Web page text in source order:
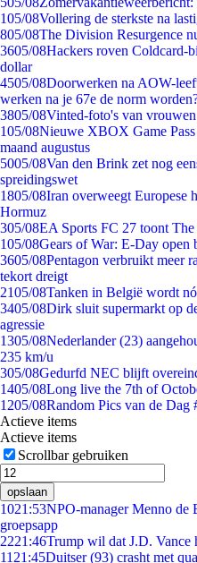
105/08Vollering de sterkste na
805/08The Division Resurgence
3605/08Hackers roven Coldcard-
dollar
4505/08Doorwerken na AOW-
werken na je 67e de norm
3805/08Vinted-foto's van vrouwen
105/08Nieuwe XBOX Game
maand augustus
5005/08Van den Brink zet nog
spreidingswet
1805/08Iran overweegt Europese
Hormuz
305/08EA Sports FC 27 toont
105/08Gears of War: E-Day open
3605/08Pentagon verbruikt meer
tekort dreigt
2105/08Tanken in België wordt
3405/08Dirk sluit supermarkt op
agressie
1305/08Nederlander (23)
235 km/u
305/08Gedurfd NEC blijft
1405/08Long live the 7th of
1205/08Random Pics van de Dag
Actieve items
Actieve items
Scrollbar gebruiken
opslaan
1021:53NPO-manager Menno de
groepsapp
2221:46Trump wil dat J.D. Vance
11 21:45Duitser (93) crasht met